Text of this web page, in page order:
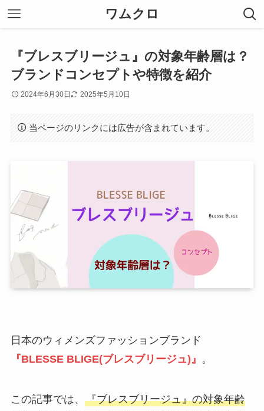
ワムクロ
『ブレスブリージュ』の対象年齢層は？
ブランドコンセプトや特徴を紹介
2024年6月30日 2025年5月10日
当ページのリンクには広告が含まれています。
日本のウィメンズファッションブランド
『BLESSE BLIGE(ブレスブリージュ)』 。
この記事では、 『ブレスブリージュ』の対象年齢